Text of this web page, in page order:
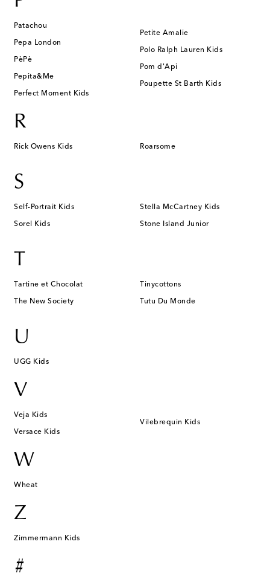
Patachou
Pepa London
PèPè
Pepita&Me
Perfect Moment Kids
Petite Amalie
Polo Ralph Lauren Kids
Pom d'Api
Poupette St Barth Kids
R
Rick Owens Kids Roarsome
S
Self-Portrait Kids
Sorel Kids
Stella McCartney Kids
Stone Island Junior
T
Tartine et Chocolat
The New Society
Tinycottons
Tutu Du Monde
U
UGG Kids
V
Veja Kids
Versace Kids
Vilebrequin Kids
W
Wheat
Z
Zimmermann Kids
#